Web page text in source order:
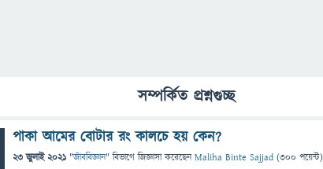
সম্পর্কিত প্রশ্নগুচ্ছ
পাকা আমের বোটার রং কালচে হয় কেন?
23 জুলাই 2021 "জীববিজ্ঞান" বিভাগে জিজ্ঞাসাকরেছেনMaliha Binte Sajjad (300 পয়েন্ট)